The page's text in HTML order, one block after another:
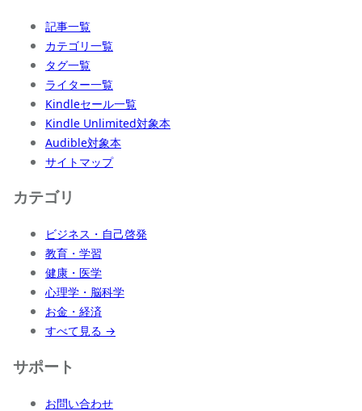
記事一覧
カテゴリ一覧
タグ一覧
ライター一覧
Kindleセール一覧
Kindle Unlimited対象本
Audible対象本
サイトマップ
カテゴリ
ビジネス・自己啓発
教育・学習
健康・医学
心理学・脳科学
お金・経済
すべて見る →
サポート
お問い合わせ